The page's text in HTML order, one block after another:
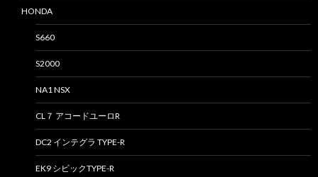
HONDA
S660
S2000
NA1 NSX
CL７ アコードユーロR
DC2 インテグラ TYPE-R
EK9 シビックTYPE-R